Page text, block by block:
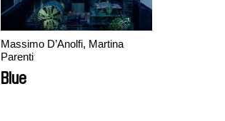
Massimo D’Anolfi, Martina
Parenti
Blue